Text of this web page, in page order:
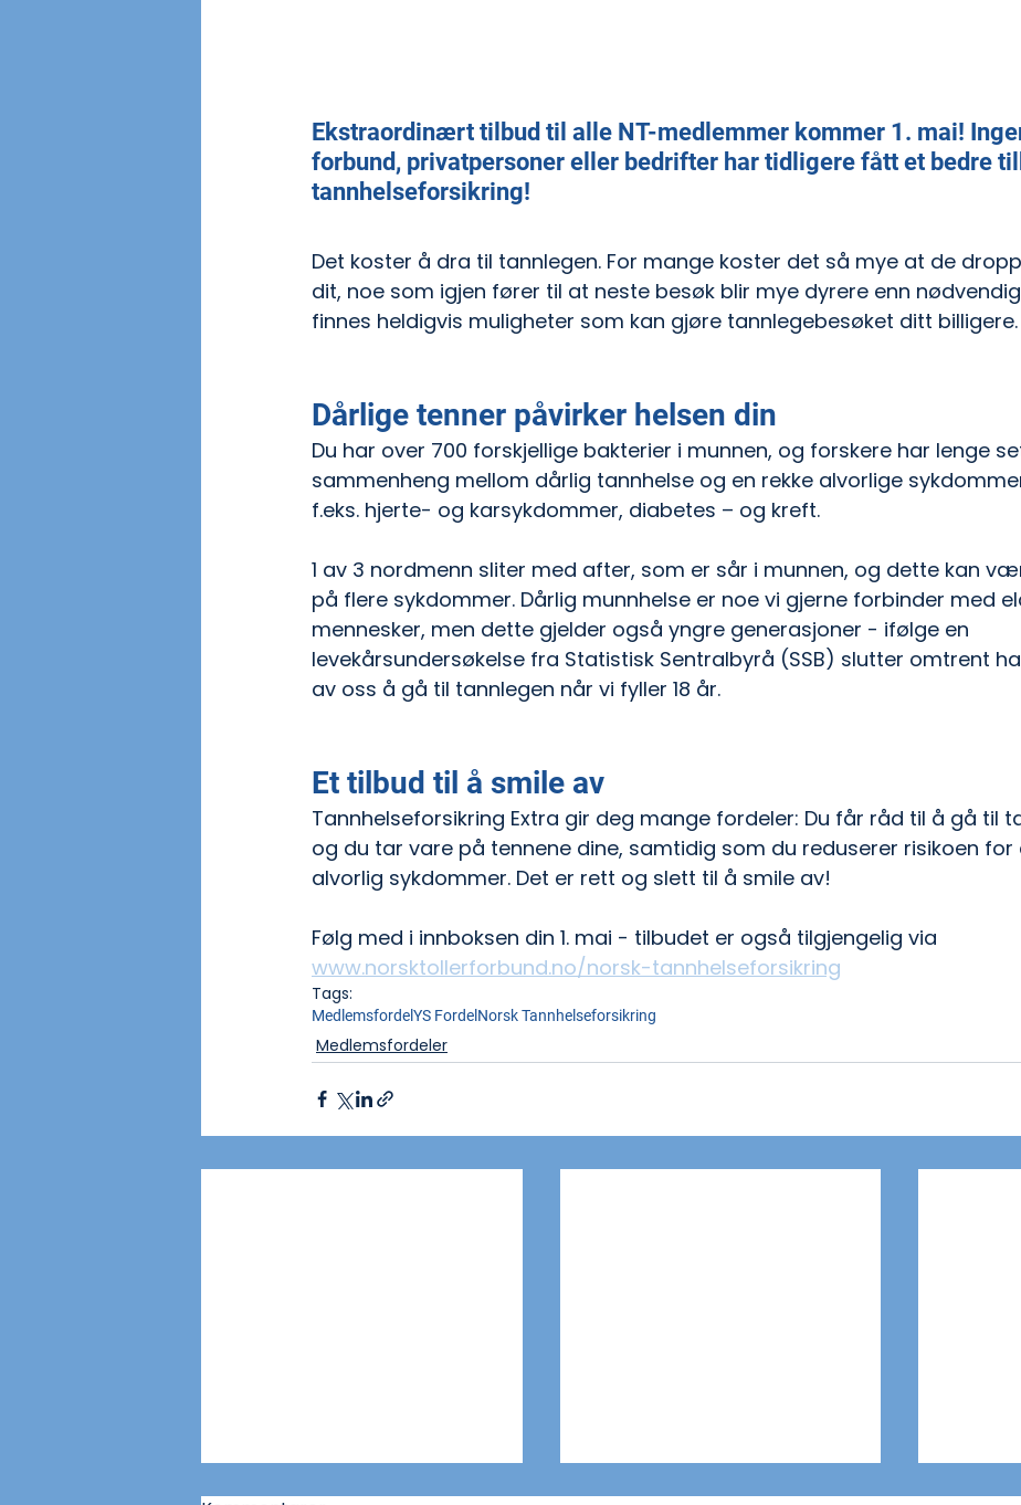
Ekstraordinært tilbud til alle NT-medlemmer kommer 1. mai!
forbund, privatpersoner eller bedrifter har tidligere fått et bedre
tannhelseforsikring!
Det koster å dra til tannlegen. For mange koster det så mye at de
dit, noe som igjen fører til at neste besøk blir mye dyrere enn
finnes heldigvis muligheter som kan gjøre tannlegebesøket ditt billigere.
Dårlige tenner påvirker helsen din
Du har over 700 forskjellige bakterier i munnen, og forskere har lenge
sammenheng mellom dårlig tannhelse og en rekke alvorlige
f.eks. hjerte- og karsykdommer, diabetes – og kreft.
1 av 3 nordmenn sliter med after, som er sår i munnen, og dette kan
på flere sykdommer. Dårlig munnhelse er noe vi gjerne forbinder med
mennesker, men dette gjelder også yngre generasjoner - ifølge en
levekårsundersøkelse fra Statistisk Sentralbyrå (SSB) slutter omtrent
av oss å gå til tannlegen når vi fyller 18 år.
Et tilbud til å smile av
Tannhelseforsikring Extra gir deg mange fordeler: Du får råd til å gå til
og du tar vare på tennene dine, samtidig som du reduserer risikoen for
alvorlig sykdommer. Det er rett og slett til å smile av!
Følg med i innboksen din 1. mai - tilbudet er også tilgjengelig via
www.norsktollerforbund.no/norsk-tannhelseforsikring
Tags:
MedlemsfordelYS Fordel Norsk Tannhelseforsikring
Medlemsfordeler